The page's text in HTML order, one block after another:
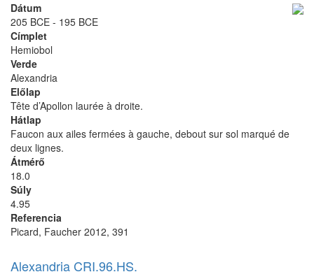
Dátum
205 BCE - 195 BCE
Címplet
Hemiobol
Verde
Alexandria
Előlap
Tête d’Apollon laurée à droite.
Hátlap
Faucon aux ailes fermées à gauche, debout sur sol marqué de
deux lignes.
Átmérő
18.0
Súly
4.95
Referencia
Picard, Faucher 2012, 391
Alexandria CRI.96.HS.